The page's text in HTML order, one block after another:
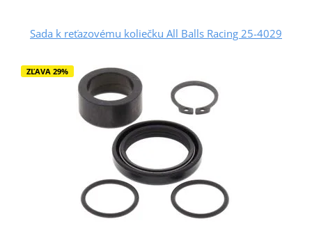
Sada k reťazovému koliečku All Balls Racing 25-4029
ZĽAVA 29%